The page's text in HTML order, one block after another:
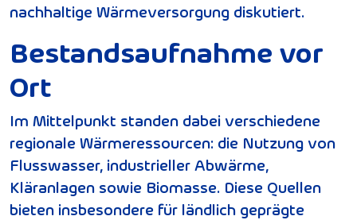
nachhaltige Wärmeversorgung diskutiert.
Bestandsaufnahme vor
Ort
Im Mittelpunkt standen dabei verschiedene
regionale Wärmeressourcen: die Nutzung von
Flusswasser, industrieller Abwärme,
Kläranlagen sowie Biomasse. Diese Quellen
bieten insbesondere für ländlich geprägte